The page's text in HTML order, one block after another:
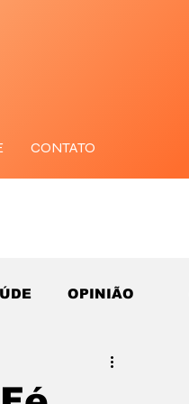
CONTATO
OPINIÃO